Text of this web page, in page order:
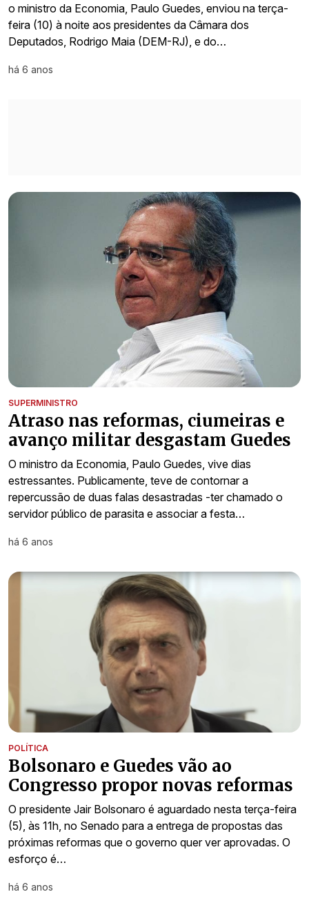
o ministro da Economia, Paulo Guedes, enviou na terça-
feira (10) à noite aos presidentes da Câmara dos
Deputados, Rodrigo Maia (DEM-RJ), e do…
há 6 anos
SUPERMINISTRO
Atraso nas reformas, ciumeiras e
avanço militar desgastam Guedes
O ministro da Economia, Paulo Guedes, vive dias
estressantes. Publicamente, teve de contornar a
repercussão de duas falas desastradas -ter chamado o
servidor público de parasita e associar a festa…
há 6 anos
POLÍTICA
Bolsonaro e Guedes vão ao
Congresso propor novas reformas
O presidente Jair Bolsonaro é aguardado nesta terça-feira
(5), às 11h, no Senado para a entrega de propostas das
próximas reformas que o governo quer ver aprovadas. O
esforço é…
há 6 anos